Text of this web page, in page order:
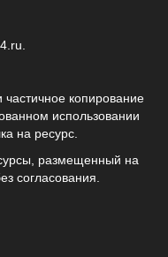
копирование
использовании
на ресурс.
размещенный на
согласования.